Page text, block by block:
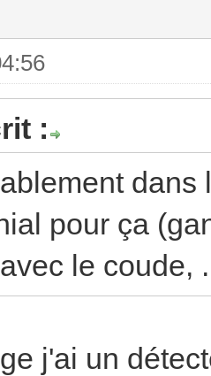
:
pour ça
le coude,
j'ai un